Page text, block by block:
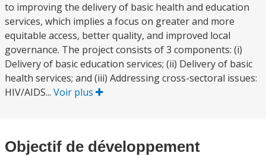
to improving the delivery of basic health and education
services, which implies a focus on greater and more
equitable access, better quality, and improved local
governance. The project consists of 3 components: (i)
Delivery of basic education services; (ii) Delivery of basic
health services; and (iii) Addressing cross-sectoral issues:
HIV/AIDS... Voir plus
Objectif de développement